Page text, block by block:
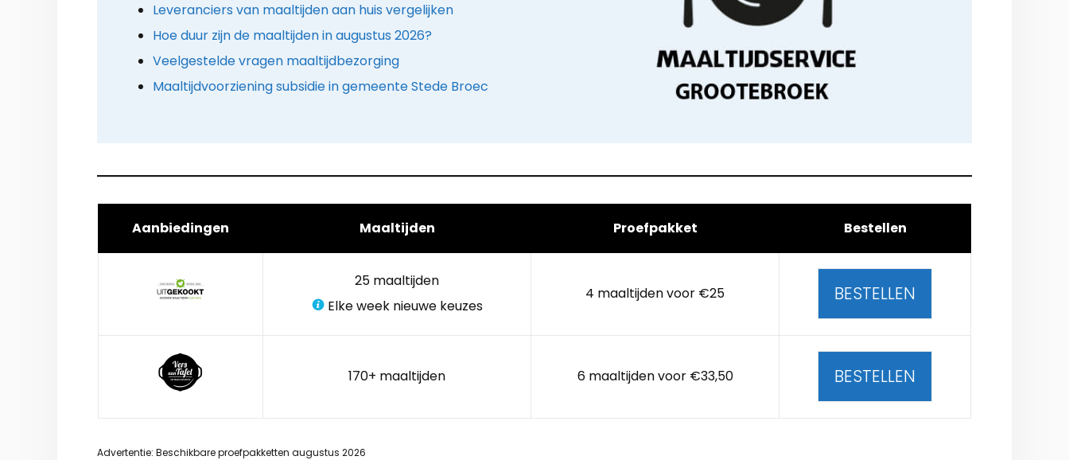
Leveranciers van maaltijden aan huis vergelijken
Hoe duur zijn de maaltijden in augustus 2026?
Veelgestelde vragen maaltijdbezorging
Maaltijdvoorziening subsidie in gemeente Stede Broec
Aanbiedingen Maaltijden Proefpakket Bestellen
25 maaltijden
Elke week nieuwe keuzes
4 maaltijden voor €25 BESTELLEN
170+ maaltijden 6 maaltijden voor €33,50 BESTELLEN
Advertentie: Beschikbare proefpakketten augustus 2026